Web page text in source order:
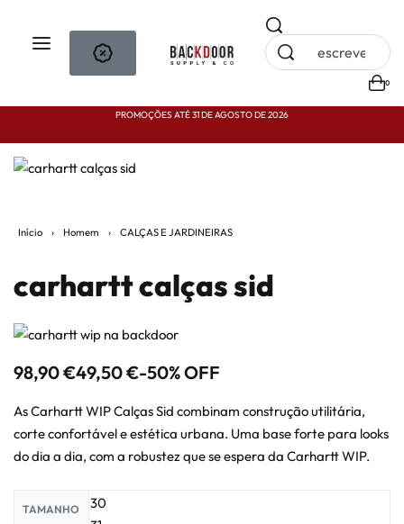
0
PROMOÇÕES ATÉ 31 DE AGOSTO DE 2026
Início › Homem › CALÇAS E JARDINEIRAS
carhartt calças sid
98,90€49,50€-50% OFF
As Carhartt WIP Calças Sid combinam construção utilitária,
corte confortável e estética urbana. Uma base forte para looks
do dia a dia, com a robustez que se espera da Carhartt WIP.
TAMANHO
30